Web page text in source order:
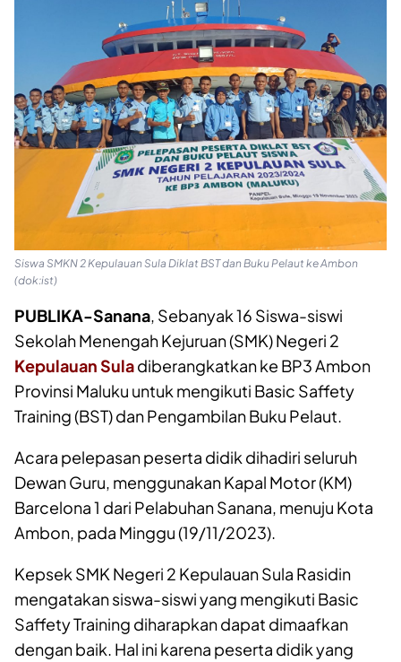
Siswa SMKN 2 Kepulauan Sula Diklat BST dan Buku Pelaut ke Ambon
(dok:ist)
PUBLIKA-Sanana, Sebanyak 16 Siswa-siswi
Sekolah Menengah Kejuruan (SMK) Negeri 2
Kepulauan Suladiberangkatkan ke BP3 Ambon
Provinsi Maluku untuk mengikuti Basic Saffety
Training (BST) dan Pengambilan Buku Pelaut.
Acara pelepasan peserta didik dihadiri seluruh
Dewan Guru, menggunakan Kapal Motor (KM)
Barcelona 1 dari Pelabuhan Sanana, menuju Kota
Ambon, pada Minggu (19/11/2023).
Kepsek SMK Negeri 2 Kepulauan Sula Rasidin
mengatakan siswa-siswi yang mengikuti Basic
Saffety Training diharapkan dapat dimaafkan
dengan baik. Hal ini karena peserta didik yang